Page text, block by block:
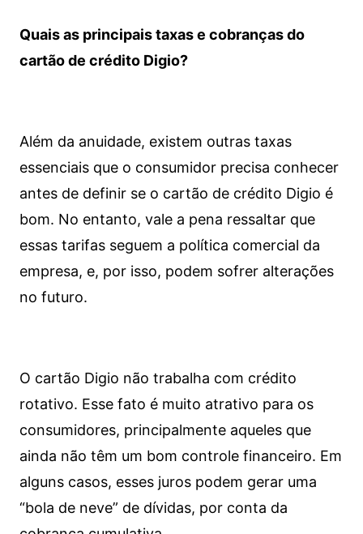
Quais as principais taxas e cobranças do
cartão de crédito Digio?
Além da anuidade, existem outras taxas
essenciais que o consumidor precisa conhecer
antes de definir se o cartão de crédito Digio é
bom. No entanto, vale a pena ressaltar que
essas tarifas seguem a política comercial da
empresa, e, por isso, podem sofrer alterações
no futuro.
O cartão Digio não trabalha com crédito
rotativo. Esse fato é muito atrativo para os
consumidores, principalmente aqueles que
ainda não têm um bom controle financeiro. Em
alguns casos, esses juros podem gerar uma
“bola de neve” de dívidas, por conta da